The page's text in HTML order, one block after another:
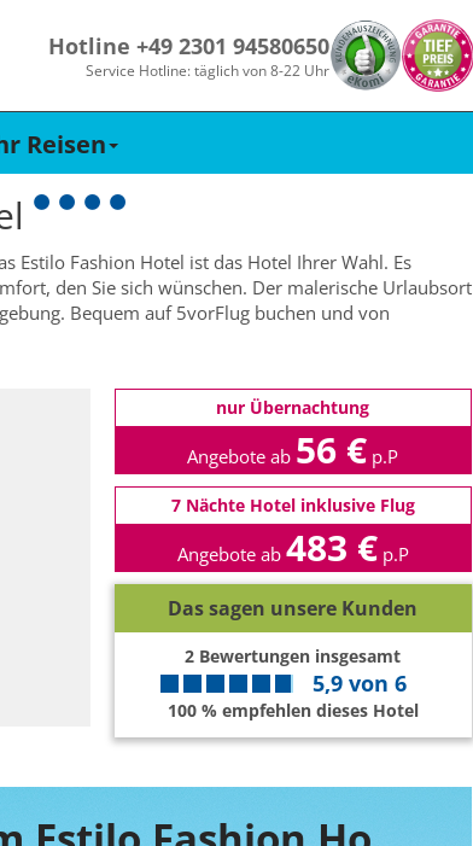
Hotline +49 2301 94580650
Service Hotline: täglich von 8-22 Uhr
Reisen
Estilo Fashion Hotel ist das Hotel Ihrer Wahl. Es
den Sie sich wünschen. Der malerische Urlaubsort
Bequem auf 5vorFlug buchen und von
nur Übernachtung
Angebote ab 56 € p.P
7 Nächte Hotel inklusive Flug
Angebote ab 483 € p.P
Das sagen unsere Kunden
2 Bewertungen insgesamt
5,9von 6
100 % empfehlen dieses Hotel